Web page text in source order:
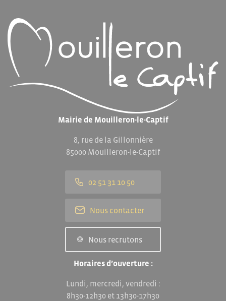
Mairie de Mouilleron-le-Captif
8, rue de la Gillonnière
85000 Mouilleron-le-Captif
02 51 31 10 50
Nous contacter
Nous recrutons
Horaires d’ouverture :
Lundi, mercredi, vendredi :
8h30-12h30 et 13h30-17h30